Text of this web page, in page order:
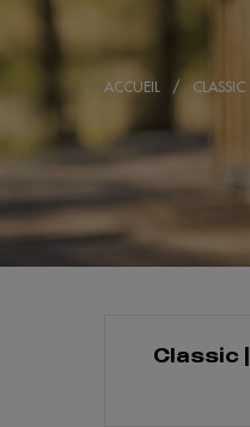
ACCUEIL CLASSIC
Classic